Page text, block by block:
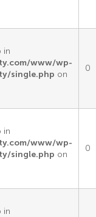
in
www/wp-
single.php on
0
in
www/wp-
single.php on
0
in